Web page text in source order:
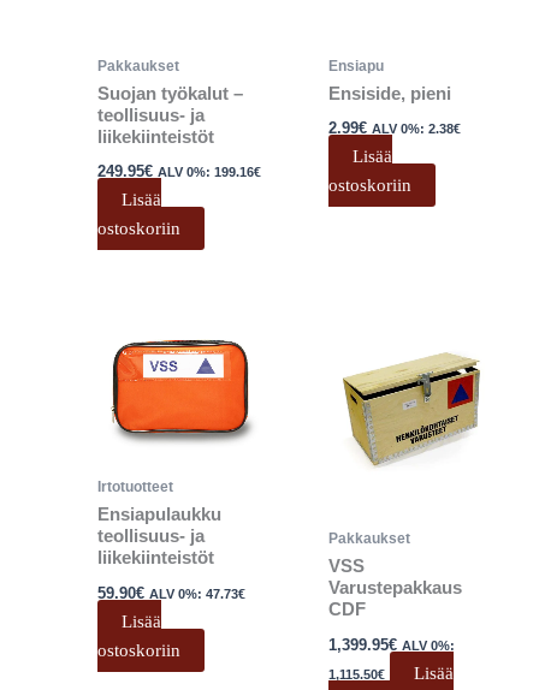
Pakkaukset
Suojan työkalut –
teollisuus- ja
liikekiinteistöt
249.95€ ALV 0%:199.16€
Lisää
ostoskoriin
Ensiapu
Ensiside, pieni
2.99€ ALV 0%:2.38€
Lisää
ostoskoriin
Irtotuotteet
Ensiapulaukku
teollisuus- ja
liikekiinteistöt
59.90€ ALV 0%:47.73€
Lisää
ostoskoriin
Pakkaukset
VSS
Varustepakkaus
CDF
1,399.95€ ALV 0%:
1,115.50€
Lisää